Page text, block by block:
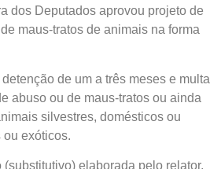
dos Deputados aprovou projeto de
maus-tratos de animais na forma
detenção de um a três meses e multa
abuso ou de maus-tratos ou ainda
silvestres, domésticos ou
exóticos.
(substitutivo) elaborada pelo relator,